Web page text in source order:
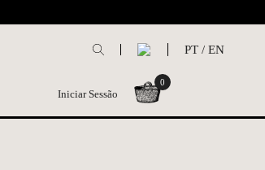
PT / EN
Iniciar Sessão
0